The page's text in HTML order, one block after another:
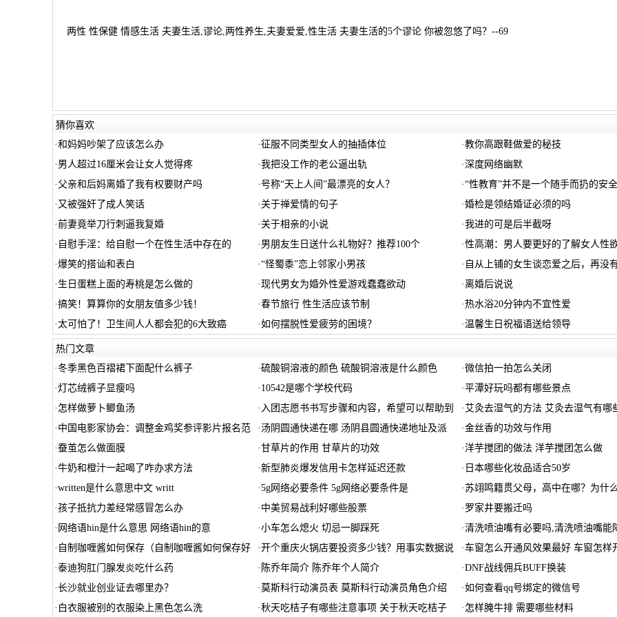
两性 性保健 情感生活 夫妻生活,谬论,两性养生,夫妻爱爱,性生活 夫妻生活的5个谬论 你被忽悠了吗？--69
猜你喜欢
·和妈妈吵架了应该怎么办 ·征服不同类型女人的抽插体位 ·教你高跟鞋做爱的秘技
· 男人超过16厘米会让女人觉得疼 ·我把没工作的老公逼出轨 ·深度网络幽默
· 父亲和后妈离婚了我有权要财产吗 ·号称“天上人间”最漂亮的女人？ ·“性教育”并不是一个随手而扔的安
· 又被强奸了成人笑话 · 关于禅爱情的句子 ·婚检是领结婚证必须的吗
·前妻竟举刀行刺逼我复婚 · 关于相亲的小说 ·我进的可是后半截呀
· 自慰手淫：给自慰一个在性生活中存在的 · 男朋友生日送什么礼物好？推荐100个 ·性高潮：男人要更好的了解女人性
·爆笑的搭讪和表白 ·“怪蜀黍”恋上邻家小男孩 · 自从上铺的女生谈恋爱之后，再没
· 生日蛋糕上面的寿桃是怎么做的 ·现代男女为婚外性爱游戏蠢蠢欲动 · 离婚后说说
·搞笑！算算你的女朋友值多少钱！ ·春节旅行 性生活应该节制 ·热水浴20分钟内不宜性爱
·太可怕了！卫生间人人都会犯的6大致癌 ·如何摆脱性爱疲劳的困境？ ·温馨生日祝福语送给领导
热门文章
·冬季黑色百褶裙下面配什么裤子 ·硫酸铜溶液的颜色 硫酸铜溶液是什么颜色 ·微信拍一拍怎么关闭
·灯芯绒裤子显瘦吗 · 10542是哪个学校代码 ·平潭好玩吗都有哪些景点
· 怎样做萝卜鲫鱼汤 · 入团志愿书书写步骤和内容，希望可以帮助到 ·艾灸去湿气的方法 艾灸去湿气有哪
· 中国电影家协会：调整金鸡奖参评影片报名范 ·汤阴圆通快递在哪 汤阴县圆通快递地址及派 ·金丝香的功效与作用
·蚕茧怎么做面膜 ·甘草片的作用 甘草片的功效 ·洋芋搅团的做法 洋芋搅团怎么做
·牛奶和橙汁一起喝了咋办求方法 ·新型肺炎爆发信用卡怎样延迟还款 · 日本哪些化妆品适合50岁
·written是什么意思中文 writt ·5g网络必要条件 5g网络必要条件是 ·苏翊鸣籍贯父母，高中在哪？为什
·孩子抵抗力差经常感冒怎么办 · 中美贸易战利好哪些股票 · 罗家井要搬迁吗
· 网络语hin是什么意思 网络语hin的意 ·小车怎么熄火 切忌一脚踩死 ·清洗喷油嘴有必要吗,清洗喷油嘴能
· 自制咖喱酱如何保存（自制咖喱酱如何保存好 ·开个重庆火锅店要投资多少钱？用事实数据说 ·车窗怎么开通风效果最好 车窗怎样
·泰迪狗肛门腺发炎吃什么药 · 陈乔年简介 陈乔年个人简介 ·DNF战线佣兵BUFF换装
·长沙就业创业证去哪里办？ ·莫斯科行动演员表 莫斯科行动演员角色介绍 ·如何查看qq号绑定的微信号
· 白衣服被别的衣服染上黑色怎么洗 ·秋天吃桔子有哪些注意事项 关于秋天吃桔子 · 怎样腌牛排 需要哪些材料